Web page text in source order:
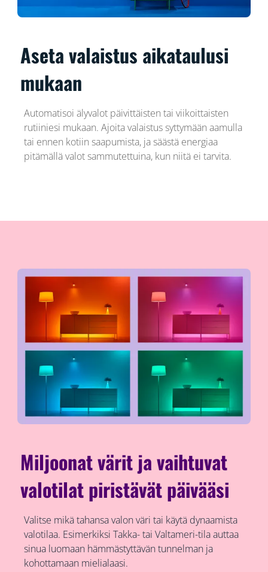
Aseta valaistus aikataulusi
mukaan
Automatisoi älyvalot päivittäisten tai viikoittaisten
rutiiniesi mukaan. Ajoita valaistus syttymään aamulla
tai ennen kotiin saapumista, ja säästä energiaa
pitämällä valot sammutettuina, kun niitä ei tarvita.
Miljoonat värit ja vaihtuvat
valotilat piristävät päivääsi
Valitse mikä tahansa valon väri tai käytä dynaamista
valotilaa. Esimerkiksi Takka- tai Valtameri-tila auttaa
sinua luomaan hämmästyttävän tunnelman ja
kohottamaan mielialaasi.